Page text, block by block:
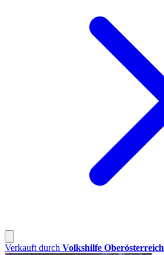
Verkauft durch Volkshilfe Oberösterreich